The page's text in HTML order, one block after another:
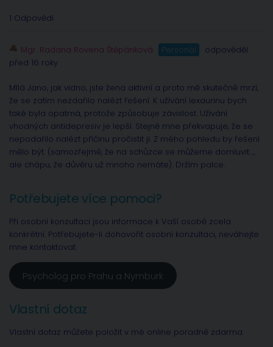
1 Odpovědi
Mgr. Radana Rovena Štěpánková Personál
odpověděl
před 16 roky
MIlá Jano, jak vidno, jste žena aktivní a proto mě skutečně mrzí,
že se zatím nezdařilo nalézt řešení. K užívání lexaurinu bych
také byla opatrná, protože způsobuje závislost. Užívání
vhodných antidepresiv je lepší. Stejně mne překvapuje, že se
nepodařilo nalézt příčinu pročistit ji. Z mého pohledu by řešení
mělo být. (samozřejmě, že na schůzce se můžeme domluvit…,
ale chápu, že důvěru už mnoho nemáte). Držím palce.
Potřebujete více pomoci?
Při osobní konzultaci jsou informace k Vaší osobě zcela
konkrétní. Potřebujete-li dohovořit osobní konzultaci, neváhejte
mne kontaktovat.
Psycholog pro Prahu a Nymburk
Vlastní dotaz
Vlastní dotaz můžete položit v mé online poradně zdarma.